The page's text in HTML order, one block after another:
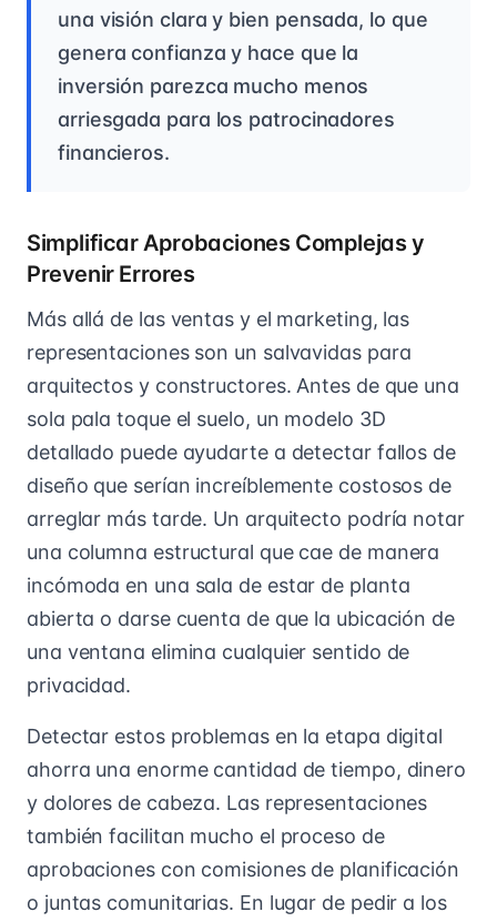
una visión clara y bien pensada, lo que
genera confianza y hace que la
inversión parezca mucho menos
arriesgada para los patrocinadores
financieros.
Simplificar Aprobaciones Complejas y
Prevenir Errores
Más allá de las ventas y el marketing, las
representaciones son un salvavidas para
arquitectos y constructores. Antes de que una
sola pala toque el suelo, un modelo 3D
detallado puede ayudarte a detectar fallos de
diseño que serían increíblemente costosos de
arreglar más tarde. Un arquitecto podría notar
una columna estructural que cae de manera
incómoda en una sala de estar de planta
abierta o darse cuenta de que la ubicación de
una ventana elimina cualquier sentido de
privacidad.
Detectar estos problemas en la etapa digital
ahorra una enorme cantidad de tiempo, dinero
y dolores de cabeza. Las representaciones
también facilitan mucho el proceso de
aprobaciones con comisiones de planificación
o juntas comunitarias. En lugar de pedir a los